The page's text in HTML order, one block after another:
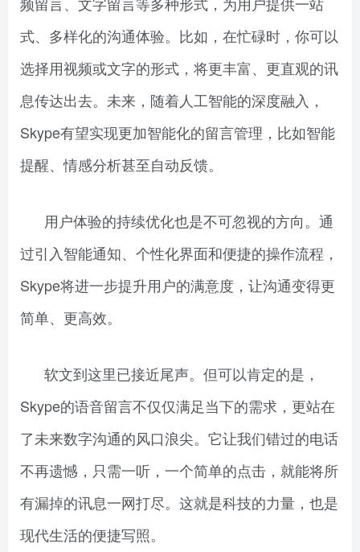
式、多样化的沟通体验。比如，在忙碌时，你可以
选择用视频或文字的形式，将更丰富、更直观的讯
息传达出去。未来，随着人工智能的深度融入，
Skype有望实现更加智能化的留言管理，比如智能
提醒、情感分析甚至自动反馈。
用户体验的持续优化也是不可忽视的方向。通
过引入智能通知、个性化界面和便捷的操作流程，
Skype将进一步提升用户的满意度，让沟通变得更
简单、更高效。
软文到这里已接近尾声。但可以肯定的是，
Skype的语音留言不仅仅满足当下的需求，更站在
了未来数字沟通的风口浪尖。它让我们错过的电话
不再遗憾，只需一听，一个简单的点击，就能将所
有漏掉的讯息一网打尽。这就是科技的力量，也是
现代生活的便捷写照。